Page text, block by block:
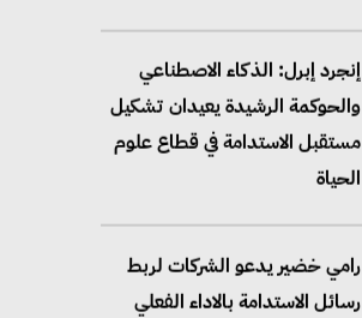
إنجرد إبرل: الذكاء الاصطناعي
والحوكمة الرشيدة يعيدان تشكيل
مستقبل الاستدامة في قطاع علوم
الحياة
رامي خضير يدعو الشركات لربط
رسائل الاستدامة بالاداء الفعلي